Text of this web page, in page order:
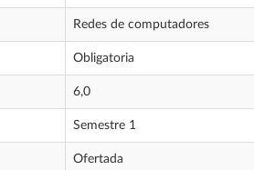
Redes de computadores
Obligatoria
6,0
Semestre 1
Ofertada